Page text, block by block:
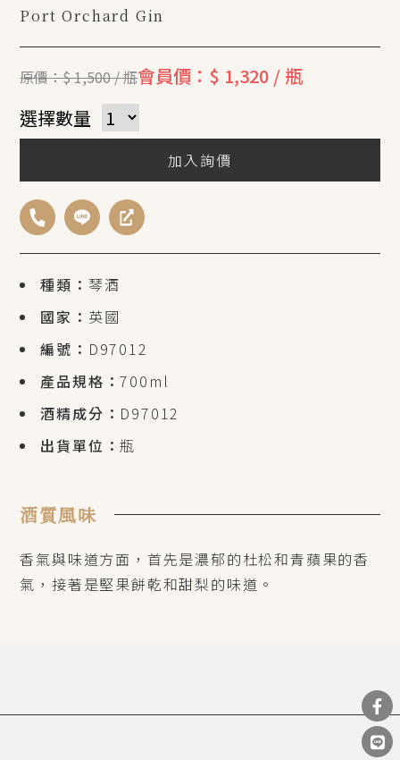
Port Orchard Gin
種類： 琴酒
國家： 英國
編號： D97012
產品規格：700ml
酒精成分： D97012
出貨單位：瓶
原價：$ 1,500 / 瓶會員價：$ 1,320 / 瓶
選擇數量
加入詢價
酒質風味
香氣與味道方面，首先是濃郁的杜松和青蘋果的香
氣，接著是堅果餅乾和甜梨的味道。